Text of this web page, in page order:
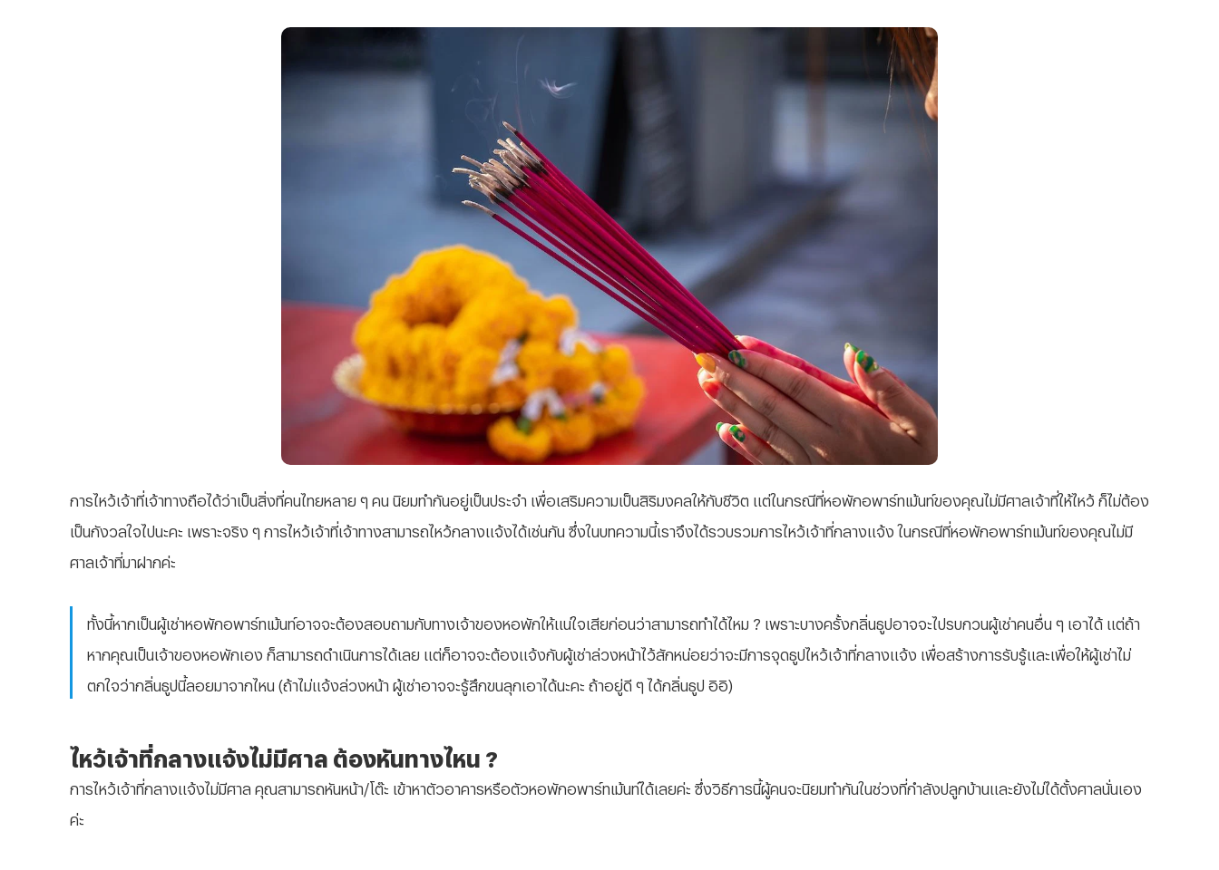
การไหว้เจ้าที่เจ้าทางถือได้ว่าเป็นสิ่งที่คนไทยหลาย ๆ คน นิยมทำกันอยู่เป็นประจำ เพื่อเสริมความเป็นสิริมงคลให้กับชีวิต แต่ในกรณีที่หอพักอพาร์ทเม้นท์ของคุณไม่มีศาลเจ้าที่ให้ไหว้ ก็ไม่ต้อง
เป็นกังวลใจไปนะคะ เพราะจริง ๆ การไหว้เจ้าที่เจ้าทางสามารถไหว้กลางแจ้งได้เช่นกัน ซึ่งในบทความนี้เราจึงได้รวบรวมการไหว้เจ้าที่กลางแจ้ง ในกรณีที่หอพักอพาร์ทเม้นท์ของคุณไม่มี
ศาลเจ้าที่มาฝากค่ะ
ทั้งนี้หากเป็นผู้เช่าหอพักอพาร์ทเม้นท์อาจจะต้องสอบถามกับทางเจ้าของหอพักให้แน่ใจเสียก่อนว่าสามารถทำได้ไหม ? เพราะบางครั้งกลิ่นธูปอาจจะไปรบกวนผู้เช่าคนอื่น ๆ เอาได้ แต่ถ้า
หากคุณเป็นเจ้าของหอพักเอง ก็สามารถดำเนินการได้เลย แต่ก็อาจจะต้องแจ้งกับผู้เช่าล่วงหน้าไว้สักหน่อยว่าจะมีการจุดธูปไหว้เจ้าที่กลางแจ้ง เพื่อสร้างการรับรู้และเพื่อให้ผู้เช่าไม่
ตกใจว่ากลิ่นธูปนี้ลอยมาจากไหน (ถ้าไม่แจ้งล่วงหน้า ผู้เช่าอาจจะรู้สึกขนลุกเอาได้นะคะ ถ้าอยู่ดี ๆ ได้กลิ่นธูป อิอิ)
ไหว้เจ้าที่กลางแจ้งไม่มีศาล ต้องหันทางไหน ?
การไหว้เจ้าที่กลางแจ้งไม่มีศาล คุณสามารถหันหน้า/โต๊ะ เข้าหาตัวอาคารหรือตัวหอพักอพาร์ทเม้นท์ได้เลยค่ะ ซึ่งวิธีการนี้ผู้คนจะนิยมทำกันในช่วงที่กำลังปลูกบ้านและยังไม่ได้ตั้งศาลนั่นเอง
ค่ะ